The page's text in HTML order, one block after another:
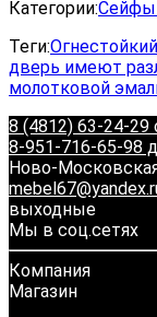
Категории:Сейфы
Теги:
дверь имеют
молотковой
8 (4812) 63-24-29
8-951-716-65-98
Ново-
выходные
Мы в соц.сетях
Компания
Магазин